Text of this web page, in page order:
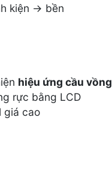
kiện → bền
hiệu ứng cầu vồng
rực bằng LCD
giá cao